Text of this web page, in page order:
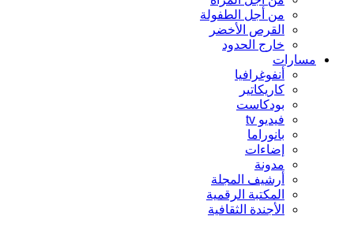
من أجل الطفولة
القرص الأخضر
خارج الحدود
مسارات
أنفوغرافيا
كاريكاتير
بودكاست
فيديو tv
بانوراما
إضاءات
مدونة
أرشيف المجلة
المكتبة الرقمية
الأجندة الثقافية